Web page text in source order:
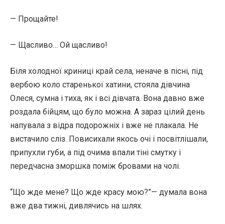
— Прощайте!
— Щасливо… Ой щасливо!
Біля холодної криниці край села, неначе в пісні, під
вербою коло старенької хатини, стояла дівчина
Олеся, сумна і тиха, як і всі дівчата. Вона давно вже
роздала бійцям, що було можна. А зараз цілий день
напувала з відра подорожніх і вже не плакала. Не
вистачило сліз. Повисихали якось очі і посвітлішали,
припухли губи, а під очима впали тіні смутку і
передчасна зморшка поміж бровами на чолі.
“Що жде мене? Що жде красу мою?”— думала вона
вже два тижні, дивлячись на шлях.